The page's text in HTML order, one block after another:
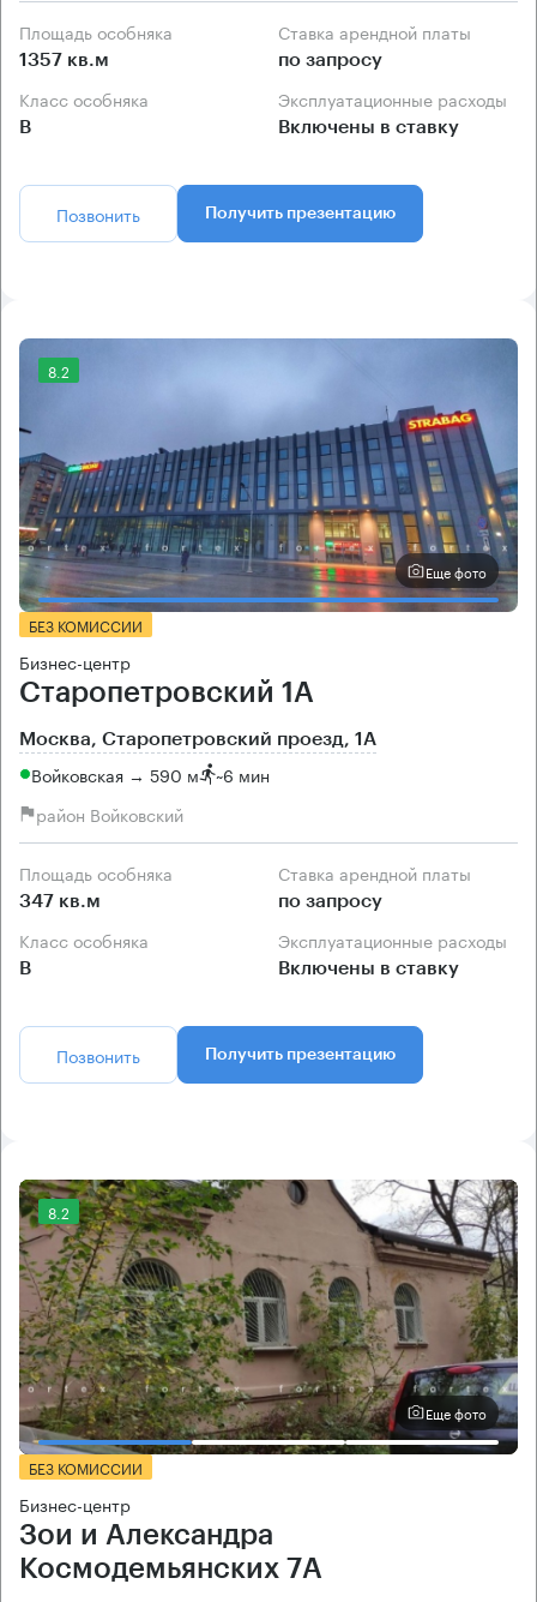
Площадь особняка
1357 кв.м
Ставка арендной платы
по запросу
Класс особняка
B
Эксплуатационные расходы
Включены в ставку
Позвонить Получить презентацию
8.2
Еще фото
БЕЗ КОМИССИИ
Бизнес-центр
Старопетровский 1А
Москва, Старопетровский проезд, 1А
Войковская → 590 м ~6 мин
район Войковский
Площадь особняка
347 кв.м
Ставка арендной платы
по запросу
Класс особняка
B
Эксплуатационные расходы
Включены в ставку
Позвонить Получить презентацию
8.2
Еще фото
БЕЗ КОМИССИИ
Бизнес-центр
Зои и Александра
Космодемьянских 7А